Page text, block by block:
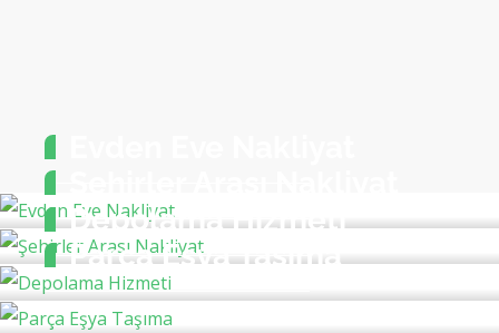
Depolama Hizmeti
Parça Eşya Taşıma